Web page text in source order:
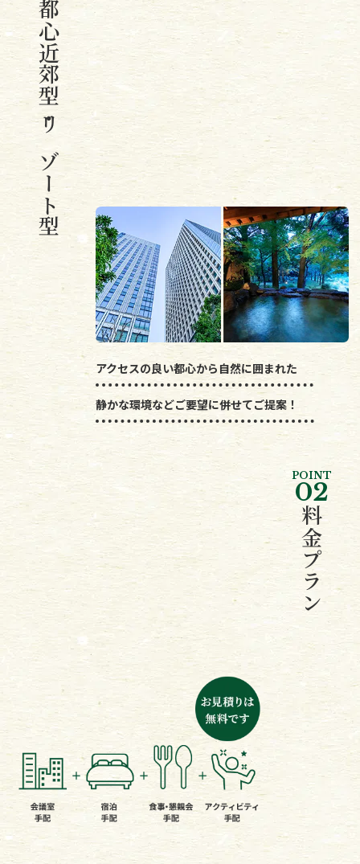
アクセスの良い都心から自然に囲まれた
静かな環境などご要望に併せてご提案！
都心近郊型・リゾート型
POINT
02
料金プラン